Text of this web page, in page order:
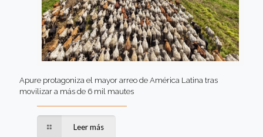
Apure protagoniza el mayor arreo de América Latina tras
movilizar a más de 6 mil mautes
Leer más